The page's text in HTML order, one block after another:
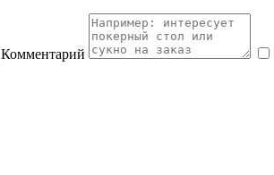
Комментарий